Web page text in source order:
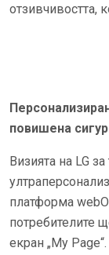
отзивчивостта,
повишена
Визията на LG
платформа
потребителите
екран „My